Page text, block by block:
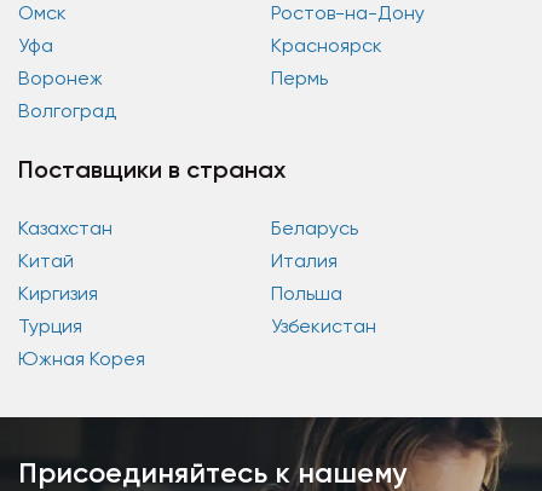
Омск
Ростов-на-Дону
Уфа
Красноярск
Воронеж
Пермь
Волгоград
Поставщики в странах
Казахстан
Беларусь
Китай
Италия
Киргизия
Польша
Турция
Узбекистан
Южная Корея
Присоединяйтесь к нашему